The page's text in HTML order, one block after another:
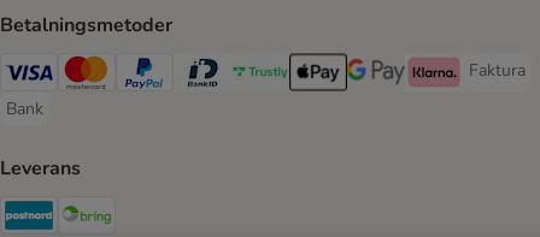
Betalningsmetoder
Visa Payment Method
Mastercard Payment Method
PayPal Payment Method
BankID Payment Method
Trustly Payment Method
Apple Pay Payment Method
Googple Pay Payment
Klarna Payment
Faktura
Faktura
Bank
Bank Payment Method
Leverans
Postnord Shipping Method